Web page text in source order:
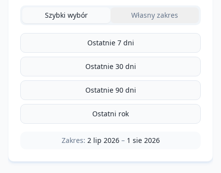
Szybki wybór Własny zakres
Ostatnie 7 dni
Ostatnie 30 dni
Ostatnie 90 dni
Ostatni rok
Zakres: 2 lip 2026– 1 sie 2026